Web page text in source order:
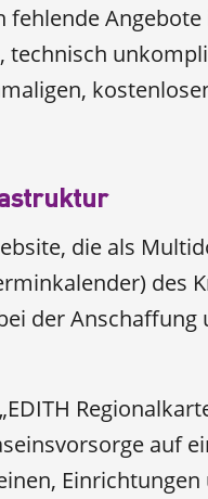
fehlende
technisch
die als
des
der Anschaffung
auf